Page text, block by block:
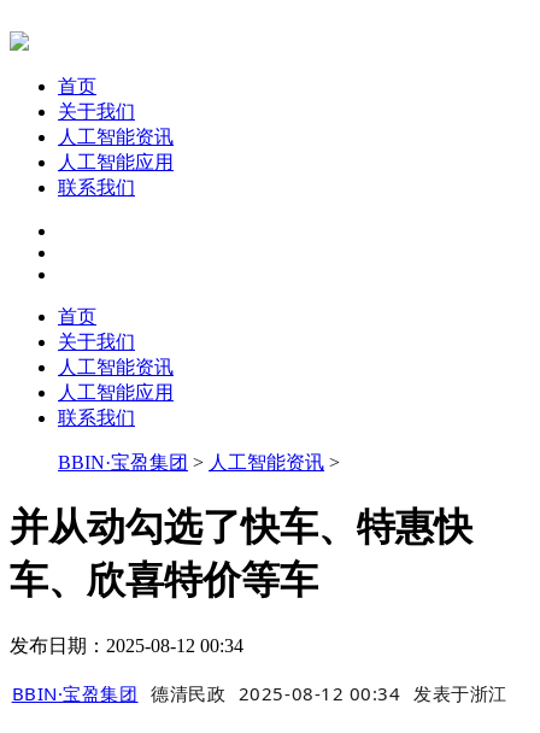
首页
关于我们
人工智能资讯
人工智能应用
联系我们
首页
关于我们
人工智能资讯
人工智能应用
联系我们
BBIN·宝盈集团 > 人工智能资讯 >
并从动勾选了快车、特惠快
车、欣喜特价等车
发布日期：2025-08-12 00:34
BBIN·宝盈集团 德清民政 2025-08-12 00:34 发表于浙江